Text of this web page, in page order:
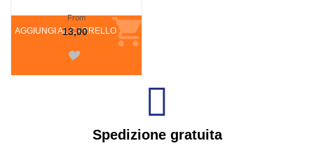
AGGIUNGI AL CARRELLO
From
13,00
Spedizione gratuita